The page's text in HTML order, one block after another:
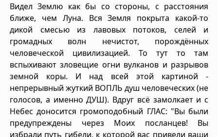
Видел Землю как бы со стороны, с расстояния
ближе, чем Луна. Вся Земля покрыта какой-то
дикой смесью из лавовых потоков, селей и
громадных волн нечистот, порождённых
человеческой цивилизацией. То тут то там
вспыхивают зловещие огни вулканов и разрывов
земной коры. И над всей этой картиной -
непрерывный жуткий ВОПЛЬ душ человеческих (не
голосов, а именно ДУШ). Вдруг всё замолкает и с
Небес доносится громоподобный ГЛАС: "Вы были
предупреждены через Моих посланцев! Вы
избрали путь гибели, к которой вас привели ваши